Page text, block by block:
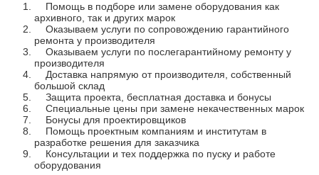
Помощь в подборе или замене оборудования как
архивного, так и других марок
Оказываем услуги по сопровождению гарантийного
ремонта у производителя
Оказываем услуги по послегарантийному ремонту у
производителя
Доставка напрямую от производителя, собственный
большой склад
Защита проекта, бесплатная доставка и бонусы
Специальные цены при замене некачественных марок
Бонусы для проектировщиков
Помощь проектным компаниям и институтам в
разработке решения для заказчика
Консультации и тех поддержка по пуску и работе
оборудования